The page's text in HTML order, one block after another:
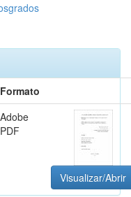
Formato
Adobe
PDF
Visualizar/Abrir